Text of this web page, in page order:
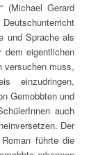
(Michael Gerard
und Sprache als
dem eigentlichen
versuchen muss,
einzudringen,
Gemobbten und
auch
Der
führte die